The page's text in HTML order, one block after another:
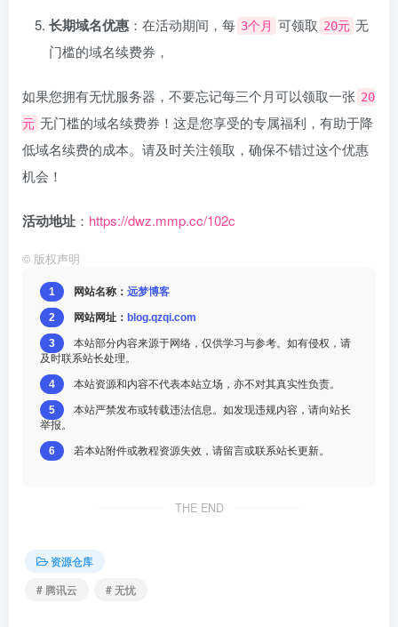
长期域名优惠 ：在活动期间，每 3个月 可领取 20元 无
门槛的域名续费券，
如果您拥有无忧服务器，不要忘记每三个月可以领取一张 20
元 无门槛的域名续费券！这是您享受的专属福利，有助于降
低域名续费的成本。请及时关注领取，确保不错过这个优惠
机会！
活动地址 ： https://dwz.mmp.cc/102c
© 版权声明
1 网站名称： 远梦博客
2 网站网址： blog.qzqi.com
3
本站部分内容来源于网络，仅供学习与参考。如有侵权，请
及时联系站长处理。
4 本站资源和内容不代表本站立场，亦不对其真实性负责。
5
本站严禁发布或转载违法信息。如发现违规内容，请向站长
举报。
6 若本站附件或教程资源失效，请留言或联系站长更新。
THE END
资源仓库
# 腾讯云
# 无忧